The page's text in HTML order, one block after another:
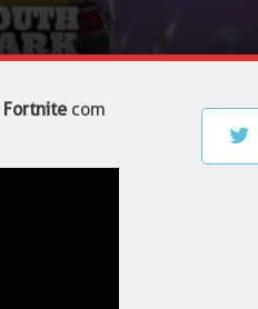
Fortnitecom